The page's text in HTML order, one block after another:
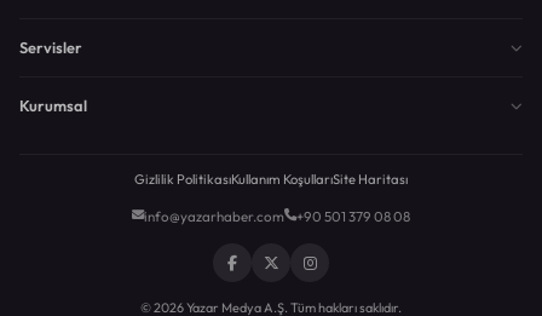
Servisler
Kurumsal
Gizlilik PolitikasıKullanım KoşullarıSite Haritası
info@yazarhaber.com +90 501 379 08 08
© 2026 Yazar Medya A.Ş. Tüm hakları saklıdır.